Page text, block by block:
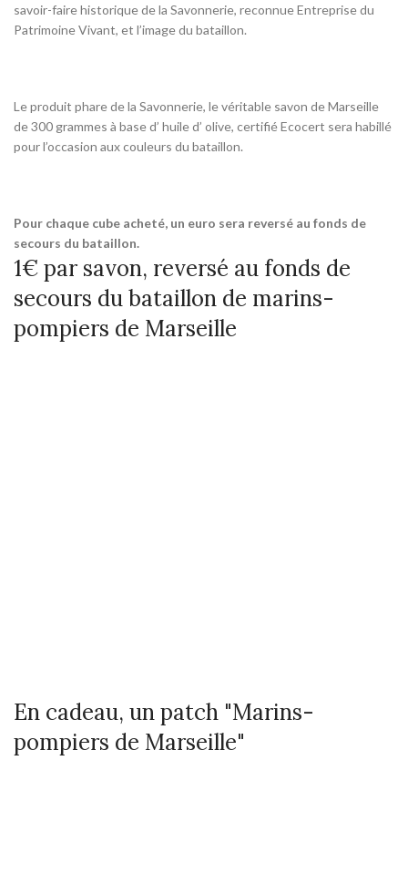
savoir-faire historique de la Savonnerie, reconnue Entreprise du
Patrimoine Vivant, et l’image du bataillon.
Le produit phare de la Savonnerie, le véritable savon de Marseille
de 300 grammes à base d’ huile d’ olive, certifié Ecocert sera habillé
pour l’occasion aux couleurs du bataillon.
Pour chaque cube acheté, un euro sera reversé au fonds de
secours du bataillon.
1€ par savon, reversé au fonds de
secours du bataillon de marins-
pompiers de Marseille
En cadeau, un patch "Marins-
pompiers de Marseille"